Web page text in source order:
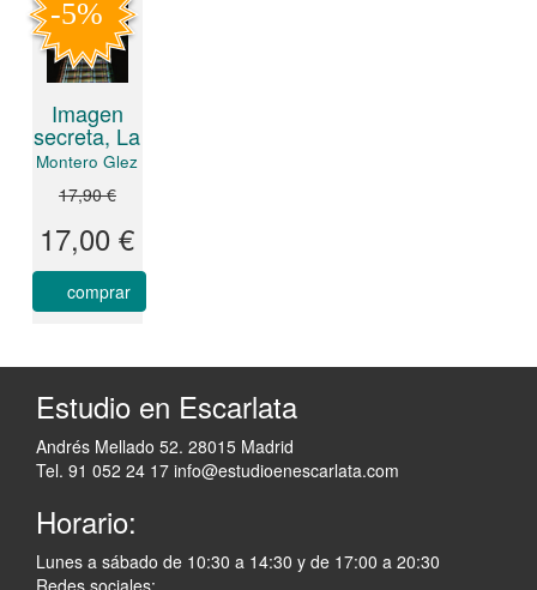
Imagen
secreta, La
Montero Glez
17,90 €
17,00 €
comprar
Estudio en Escarlata
Andrés Mellado 52. 28015 Madrid
Tel. 91 052 24 17 info@estudioenescarlata.com
Horario:
Lunes a sábado de 10:30 a 14:30 y de 17:00 a 20:30